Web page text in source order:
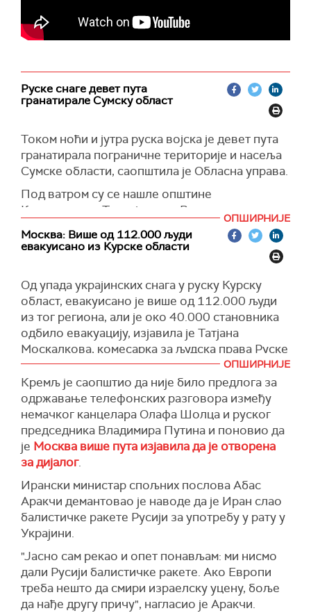
Руске снаге девет пута
гранатирале Сумску област
Током ноћи и јутра руска војска је девет пута
гранатирала пограничне територије и насеља
Сумске области, саопштила је Обласна управа.
Под ватром су се нашле општине
Краснопилск, Тростјањецк, Великописаревск
(Укринформ)
ОПШИРНИЈЕ
Москва: Више од 112.000 људи
евакуисано из Курске области
Од упада украјинских снага у руску Курску
област, евакуисано је више од 112.000 људи
из тог региона, али је око 40.000 становника
одбило евакуацију, изјавила је Татјана
Москалкова, комесарка за људска права Руске
Федерације.
Прецизирала је да је према подацима руског
Министарства за ванредне ситуације, укупно
112.337 људи евакуисано из Курске области,
од којих 12.328 становника града Курска,
укључујући 3.685 деце, преносиРИА Новости.
(РИА Новости, Танјуг)
ОПШИРНИЈЕ
Кремљ је саопштио да није било предлога за
одржавање телефонских разговора између
немачког канцелара Олафа Шолца и руског
председника Владимира Путина и поновио да
је Москва више пута изјавила да је отворена
за дијалог.
Ирански министар спољних послова Абас
Аракчи демантовао је наводе да је Иран слао
балистичке ракете Русији за употребу у рату у
Украјини.
"Јасно сам рекао и опет понављам: ми нисмо
дали Русији балистичке ракете. Ако Европи
треба нешто да смири израелску уцену, боље
да нађе другу причу", нагласио је Аракчи.